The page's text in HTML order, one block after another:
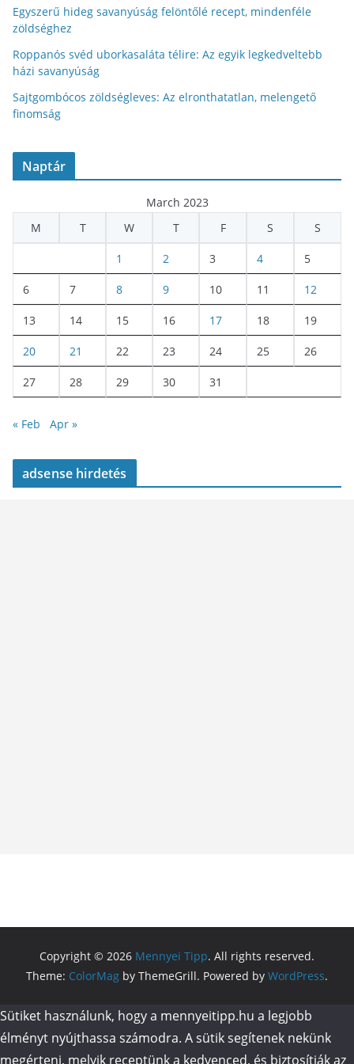
Egyszerű hideg savanyúság felöntőlé recept, mindenféle
zöldséghez
Roppanós svéd uborkasaláta télire: Az egyik legkedveltebb
házi savanyúság
Sajtgombócos zöldségleves: Az elronthatatlan, melengető
finomság
Naptár
March 2023
M
T W T F S S
1 2 3 4 5
6 7 8 9 10 11 12
13 14 15 16 17 18 19
20 21 22 23 24 25 26
27 28 29 30 31
« Feb Apr »
adsense hirdetés
Copyright © 2026 Mennyei Tipp. All rights reserved.
Theme: ColorMag by ThemeGrill. Powered by WordPress.
Sütiket használunk, hogy a mennyeitipp.hu a legjobb
élményt nyújthassa számodra. A sütik segítenek nekünk
megérteni, melyik receptünk a kedvenced, és biztosítják az